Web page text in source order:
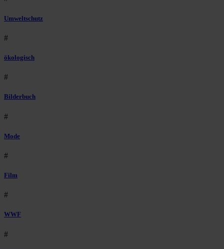
Umweltschutz
#
ökologisch
#
Bilderbuch
#
Mode
#
Film
#
WWF
#